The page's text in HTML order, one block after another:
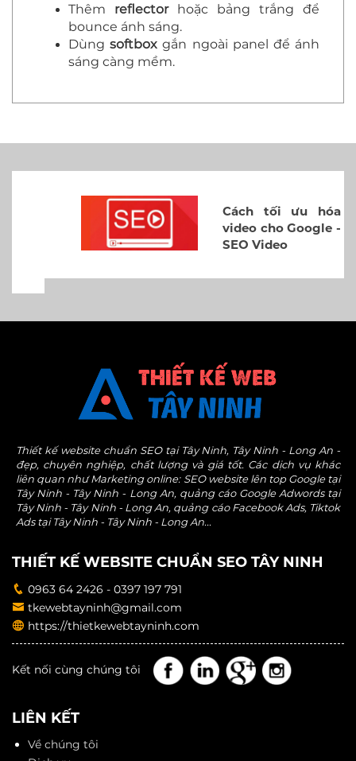
Thêm reflectorhoặc bảng trắng để
bounce ánh sáng.
Dùngsoftbox gắn ngoài panel để ánh
sáng càng mềm.
Cách tối ưu hóa
video cho Google -
SEO Video
Thiết kế website chuẩn SEO tại Tây Ninh, Tây Ninh - Long An -
đẹp, chuyên nghiệp, chất lượng và giá tốt. Các dịch vụ khác
liên quan như Marketing online: SEO website lên top Google tại
Tây Ninh - Tây Ninh - Long An, quảng cáo Google Adwords tại
Tây Ninh - Tây Ninh - Long An, quảng cáo Facebook Ads, Tiktok
Ads tại Tây Ninh - Tây Ninh - Long An...
THIẾT KẾ WEBSITE CHUẨN SEO TÂY NINH
0963 64 2426 - 0397 197 791
tkewebtayninh@gmail.com
https://thietkewebtayninh.com
Kết nối cùng chúng tôi
LIÊN KẾT
Về chúng tôi